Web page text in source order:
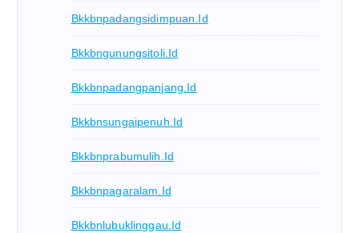
Bkkbnpadangsidimpuan.id
Bkkbngunungsitoli.id
Bkkbnpadangpanjang.id
Bkkbnsungaipenuh.id
Bkkbnprabumulih.id
Bkkbnpagaralam.id
Bkkbnlubuklinggau.id